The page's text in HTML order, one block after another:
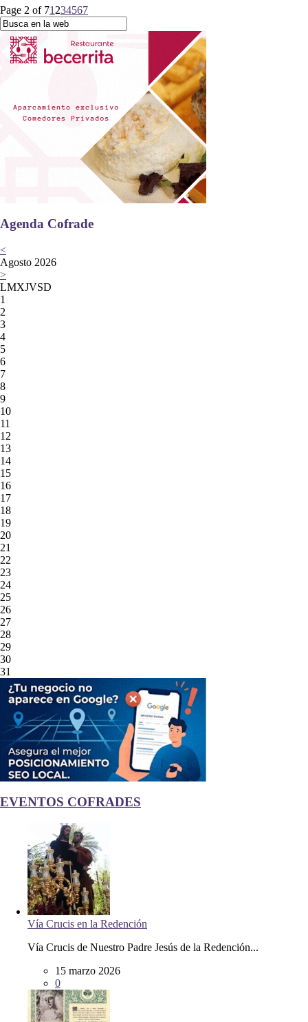
Page 2 of 71234567
Agenda Cofrade
<
Agosto 2026
>
LMXJ V SD
1
2
3
4
5
6
7
8
9
10
11
12
13
14
15
16
17
18
19
20
21
22
23
24
25
26
27
28
29
30
31
EVENTOS COFRADES
Vía Crucis en la Redención
Vía Crucis de Nuestro Padre Jesús de la Redención...
15 marzo 2026
0